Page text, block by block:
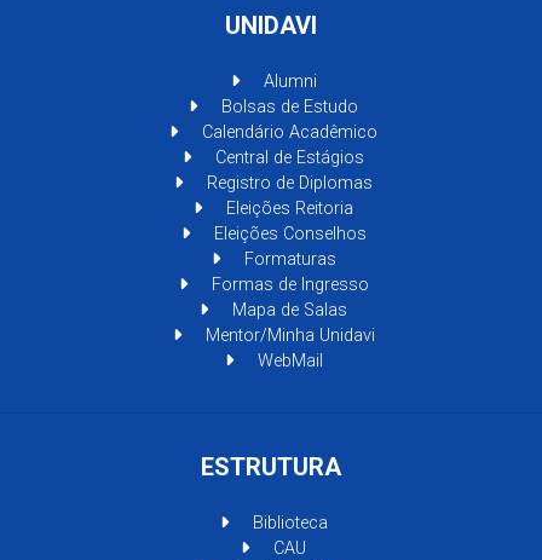
UNIDAVI
Alumni
Bolsas de Estudo
Calendário Acadêmico
Central de Estágios
Registro de Diplomas
Eleições Reitoria
Eleições Conselhos
Formaturas
Formas de Ingresso
Mapa de Salas
Mentor/Minha Unidavi
WebMail
ESTRUTURA
Biblioteca
CAU